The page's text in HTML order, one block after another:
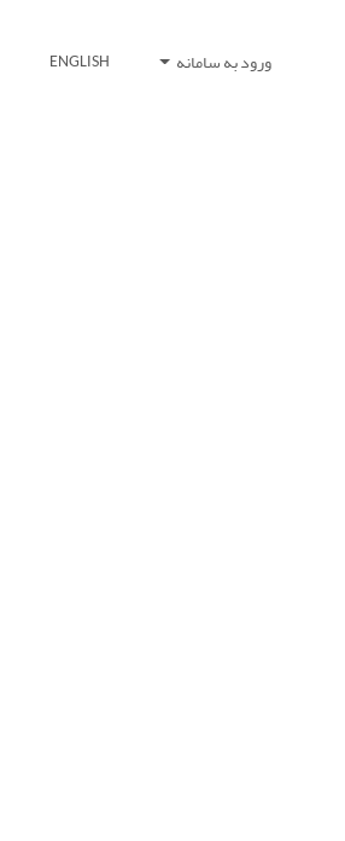
ورود به سامانه ENGLISH